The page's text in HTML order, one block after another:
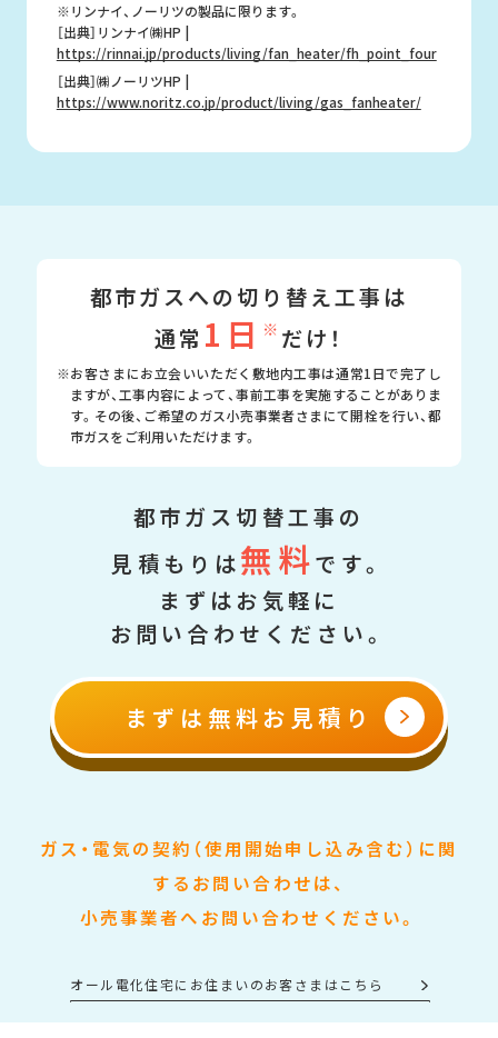
※リンナイ、ノーリツの製品に限ります。
［出典］リンナイ㈱HP |
https://rinnai.jp/products/living/fan_heater/fh_point_four
［出典］㈱ノーリツHP |
https://www.noritz.co.jp/product/living/gas_fanheater/
都市ガスへの切り替え工事は
通常 1日 ※ だけ！
※お客さまにお立会いいただく敷地内工事は通常1日で完了し
ますが、 工事内容によって、事前工事を実施することがありま
す。 その後、ご希望のガス小売事業者さまにて開栓を行い、都
市ガスをご利用いただけます。
都市ガス切替工事の
見積もりは無料です。
まずはお気軽に
お問い合わせください。
まずは無料お見積り
ガス・電気の契約（使用開始申し込み含む）に関
するお問い合わせは、
小売事業者へお問い合わせください。
オール電化住宅にお住まいのお客さまはこちら